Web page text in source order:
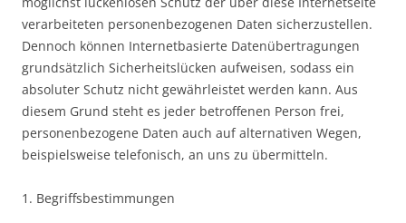
verarbeiteten personenbezogenen Daten sicherzustellen.
Dennoch können Internetbasierte Datenübertragungen
grundsätzlich Sicherheitslücken aufweisen, sodass ein
absoluter Schutz nicht gewährleistet werden kann. Aus
diesem Grund steht es jeder betroffenen Person frei,
personenbezogene Daten auch auf alternativen Wegen,
beispielsweise telefonisch, an uns zu übermitteln.
1. Begriffsbestimmungen